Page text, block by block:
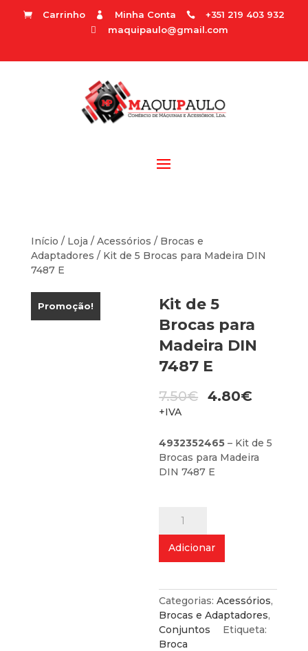
 Carrinho  Minha Conta  +351 219 403 932
 maquipaulo@gmail.com
Início / Loja / Acessórios / Brocas e
Adaptadores / Kit de 5 Brocas para Madeira DIN
7487 E
Promoção!
Kit de 5
Brocas para
Madeira DIN
7487 E
7.50€ O
era:
7.50€.
4.80€
O
atual
é:
4.80€.
+IVA
4932352465 – Kit de 5
Brocas para Madeira
DIN 7487 E
Kit
para
Madeira
DIN
7487
Adicionar
Categorias:Acessórios,
Brocas e Adaptadores,
Conjuntos
Etiqueta:
Broca